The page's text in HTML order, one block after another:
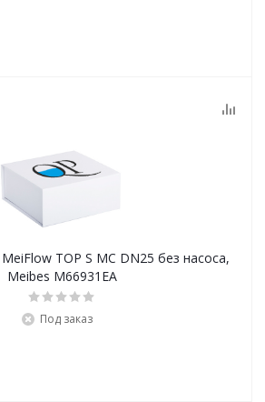
TOP S MC DN25 без насоса,
Meibes M66931EA
Под заказ